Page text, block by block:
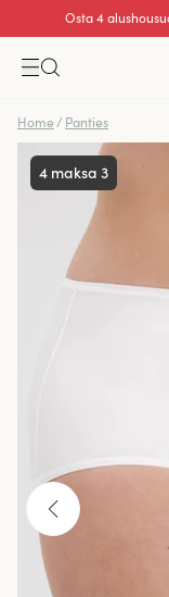
Home / Panties
4 maksa 3